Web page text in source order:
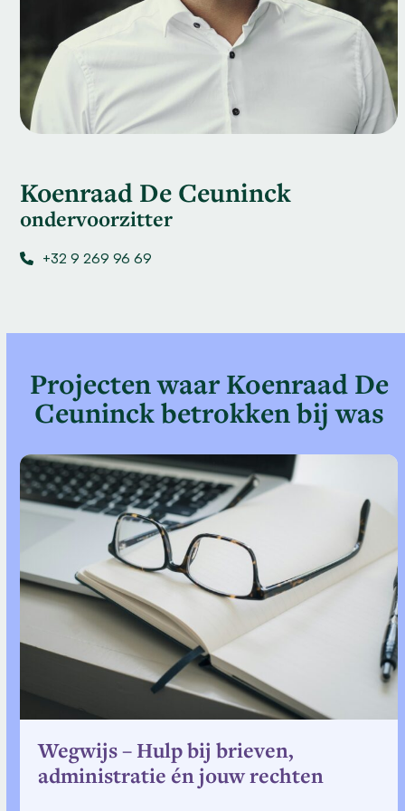
Koenraad De Ceuninck
ondervoorzitter
+32 9 269 96 69
Projecten waar Koenraad De
Ceuninck betrokken bij was
Use
the
left
keys
to
the
carousel
Wegwijs – Hulp bij brieven,
administratie én jouw rechten